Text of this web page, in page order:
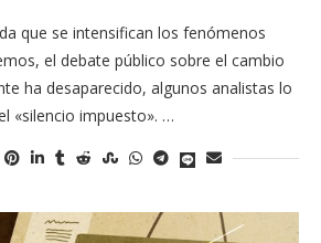
que se intensifican los fenómenos
el debate público sobre el cambio
ha desaparecido, algunos analistas lo
«silencio impuesto». …